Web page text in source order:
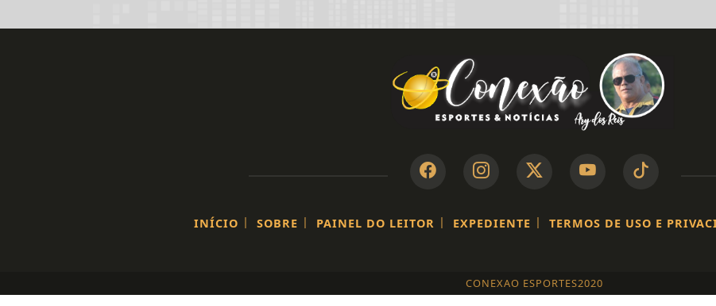
INÍCIO | SOBRE | PAINEL DO LEITOR | EXPEDIENTE | TERMOS DE USO E
CONEXAO ESPORTES2020